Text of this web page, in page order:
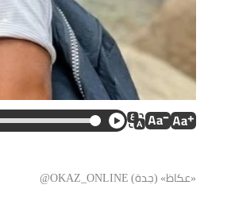
«عكاظ» (جدة) OKAZ_ONLINE@